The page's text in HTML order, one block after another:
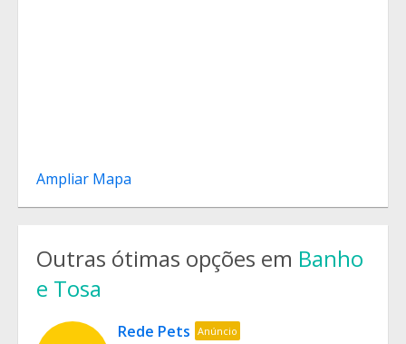
Ampliar Mapa
Outras ótimas opções em Banho
e Tosa
Rede Pets Anúncio